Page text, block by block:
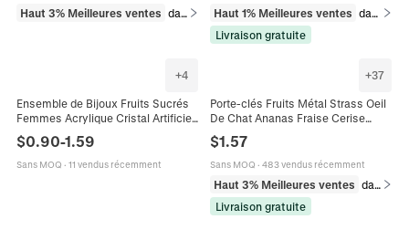
Haut 3% Meilleures ventes dans Accessoires et quincaillerie pour sacs Haut 1% Meilleures ventes
dans Bijoux corporels
Livraison gratuite
+4
Ensemble de Bijoux Fruits Sucrés
Femmes Acrylique Cristal Artificiel
Collier Bracelet Boucles d'Oreilles
$0.90-1.59
Sans MOQ · 11 vendus récemment
+37
Porte-clés Fruits Métal Strass Oeil
De Chat Ananas Fraise Cerise
Voiture Bijoux
$1.57
Sans MOQ · 483 vendus récemment
Haut 3% Meilleures ventes
Livraison gratuite